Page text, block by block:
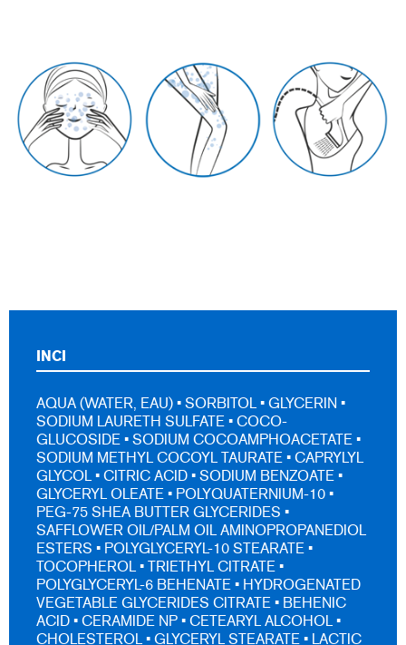
INCI
AQUA (WATER, EAU) • SORBITOL • GLYCERIN •
SODIUM LAURETH SULFATE • COCO-
GLUCOSIDE • SODIUM COCOAMPHOACETATE •
SODIUM METHYL COCOYL TAURATE • CAPRYLYL
GLYCOL • CITRIC ACID • SODIUM BENZOATE •
GLYCERYL OLEATE • POLYQUATERNIUM-10 •
PEG-75 SHEA BUTTER GLYCERIDES •
SAFFLOWER OIL/PALM OIL AMINOPROPANEDIOL
ESTERS • POLYGLYCERYL-10 STEARATE •
TOCOPHEROL • TRIETHYL CITRATE •
POLYGLYCERYL-6 BEHENATE • HYDROGENATED
VEGETABLE GLYCERIDES CITRATE • BEHENIC
ACID • CERAMIDE NP • CETEARYL ALCOHOL •
CHOLESTEROL • GLYCERYL STEARATE • LACTIC